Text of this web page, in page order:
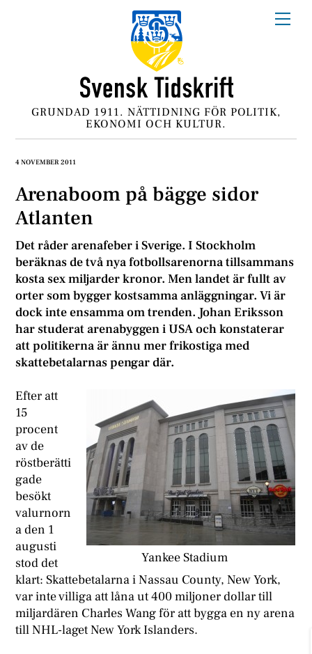
GRUNDAD 1911. NÄTTIDNING FÖR POLITIK,
EKONOMI OCH KULTUR.
4 NOVEMBER 2011
Arenaboom på bägge sidor
Atlanten
Det råder arenafeber i Sverige. I Stockholm
beräknas de två nya fotbollsarenorna tillsammans
kosta sex miljarder kronor. Men landet är fullt av
orter som bygger kostsamma anläggningar. Vi är
dock inte ensamma om trenden. Johan Eriksson
har studerat arenabyggen i USA och konstaterar
att politikerna är ännu mer frikostiga med
skattebetalarnas pengar där.
Yankee Stadium
Efter att
15
procent
av de
röstberätti
gade
besökt
valurnorn
a den 1
augusti
stod det
klart: Skattebetalarna i Nassau County, New York,
var inte villiga att låna ut 400 miljoner dollar till
miljardären Charles Wang för att bygga en ny arena
till NHL-laget New York Islanders.